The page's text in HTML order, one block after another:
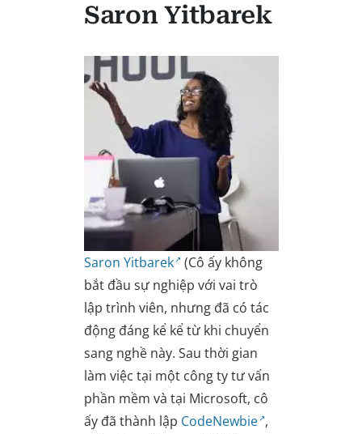
Saron Yitbarek
Saron Yitbarek (Cô ấy không
bắt đầu sự nghiệp với vai trò
lập trình viên, nhưng đã có tác
động đáng kể kể từ khi chuyển
sang nghề này. Sau thời gian
làm việc tại một công ty tư vấn
phần mềm và tại Microsoft, cô
ấy đã thành lập CodeNewbie ,